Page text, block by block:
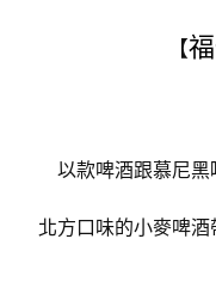
【
以款啤酒跟慕尼
北方口味的小麥啤